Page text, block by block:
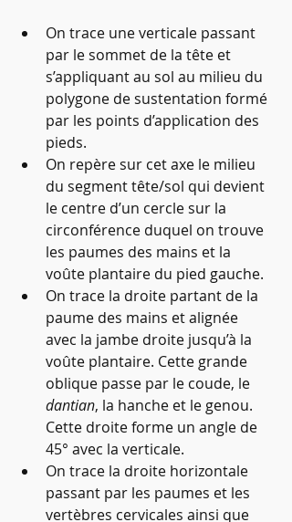
On trace une verticale passant
par le sommet de la tête et
s’appliquant au sol au milieu du
polygone de sustentation formé
par les points d’application des
pieds.
On repère sur cet axe le milieu
du segment tête/sol qui devient
le centre d’un cercle sur la
circonférence duquel on trouve
les paumes des mains et la
voûte plantaire du pied gauche.
On trace la droite partant de la
paume des mains et alignée
avec la jambe droite jusqu’à la
voûte plantaire. Cette grande
oblique passe par le coude, le
dantian, la hanche et le genou.
Cette droite forme un angle de
45° avec la verticale.
On trace la droite horizontale
passant par les paumes et les
vertèbres cervicales ainsi que